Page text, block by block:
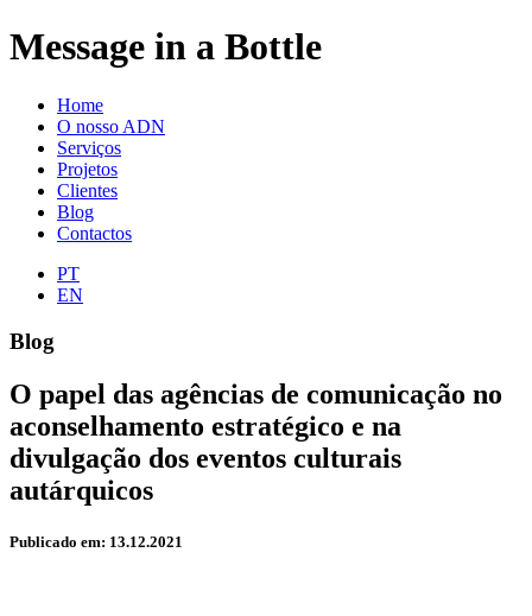
Message in a Bottle
Home
O nosso ADN
Serviços
Projetos
Clientes
Blog
Contactos
PT
EN
Blog
O papel das agências de comunicação no
aconselhamento estratégico e na
divulgação dos eventos culturais
autárquicos
Publicado em: 13.12.2021